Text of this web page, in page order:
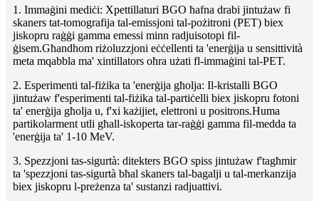
1. Immaġini mediċi: Xpettillaturi BGO ħafna drabi jintużaw fi
skaners tat-tomografija tal-emissjoni tal-pożitroni (PET) biex
jiskopru raġġi gamma emessi minn radjuisotopi fil-
ġisem.Għandhom riżoluzzjoni eċċellenti ta 'enerġija u sensittività
meta mqabbla ma' xintillators oħra użati fl-immaġini tal-PET.
2. Esperimenti tal-fiżika ta 'enerġija għolja: Il-kristalli BGO
jintużaw f'esperimenti tal-fiżika tal-partiċelli biex jiskopru fotoni
ta' enerġija għolja u, f'xi każijiet, elettroni u positrons.Huma
partikolarment utli għall-iskoperta tar-raġġi gamma fil-medda ta
'enerġija ta' 1-10 MeV.
3. Spezzjoni tas-sigurtà: ditekters BGO spiss jintużaw f'tagħmir
ta 'spezzjoni tas-sigurtà bħal skaners tal-bagalji u tal-merkanzija
biex jiskopru l-preżenza ta' sustanzi radjuattivi.